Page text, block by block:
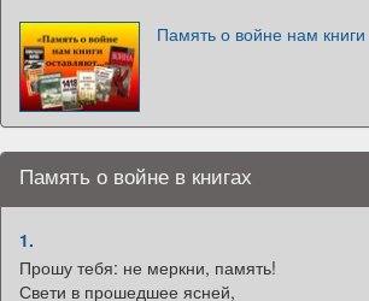
Память о войне нам
Память о войне в книгах
1.
Прошу тебя: не меркни, память!
Свети в прошедшее ясней,